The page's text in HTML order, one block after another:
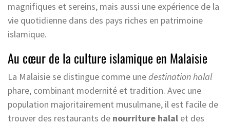
magnifiques et sereins, mais aussi une expérience de la
vie quotidienne dans des pays riches en patrimoine
islamique.
Au cœur de la culture islamique en Malaisie
La Malaisie se distingue comme unedestination halal
phare, combinant modernité et tradition. Avec une
population majoritairement musulmane, il est facile de
trouver des restaurants de nourriture halal et des